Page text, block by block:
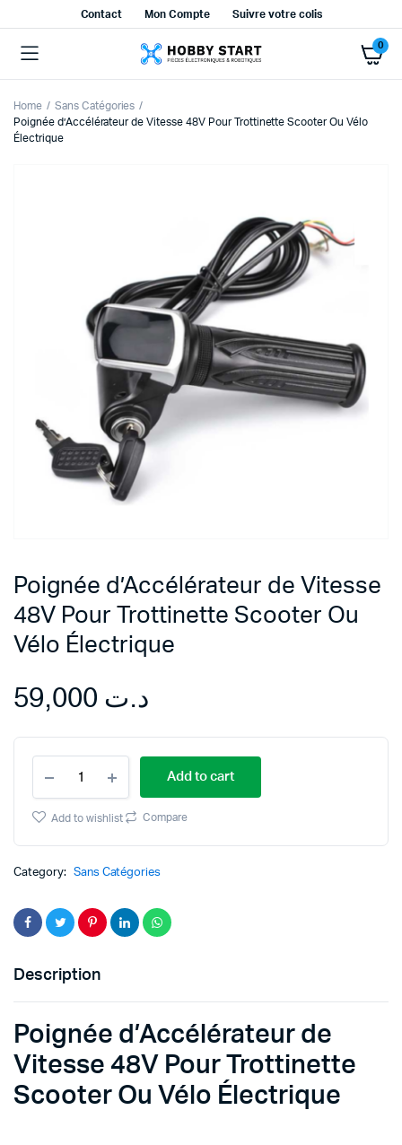
Contact Mon Compte Suivre votre colis
0
Home
Sans Catégories
Poignée d’Accélérateur de Vitesse 48V Pour Trottinette Scooter Ou Vélo
Électrique
Poignée d’Accélérateur de Vitesse
48V Pour Trottinette Scooter Ou
Vélo Électrique
د.ت
d'Accélérateur
de
Vitesse
Pour
Trottinette
Vélo
Électrique
Add to cart
Add to wishlist Compare
Category: Sans Catégories
Description
Poignée d’Accélérateur de
Vitesse 48V Pour Trottinette
Scooter Ou Vélo Électrique